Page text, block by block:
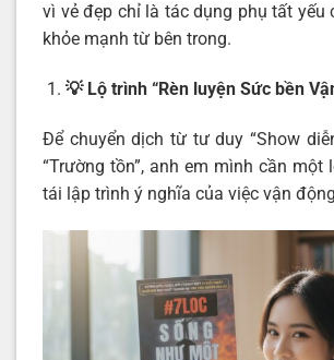
vì vẻ đẹp chỉ là tác dụng phụ tất yếu
khỏe mạnh từ bên trong.
💡 Lộ trình “Rèn luyện Sức bền
Để chuyển dịch từ tư duy “Show
“Trường tồn”, anh em mình cần một
tái lập trình ý nghĩa của việc vận